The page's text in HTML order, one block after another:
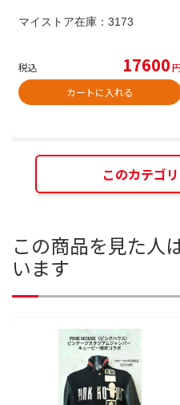
マイストア在庫： 3173
税込 17600
カートに入れる
このカテゴ
この商品を見た人
います